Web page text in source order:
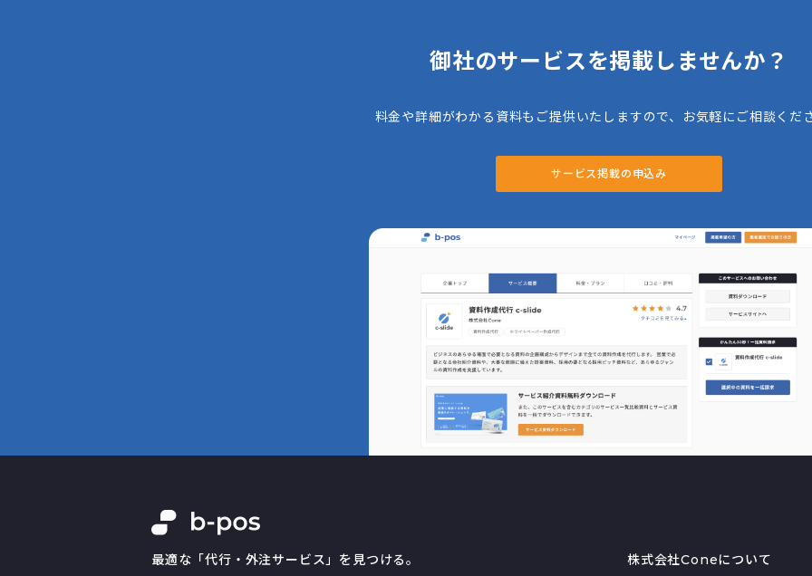
御社のサービスを掲載しませんか？
料金や詳細がわかる資料もご提供いたしますので、お気軽にご相談くだ
サービス掲載の申込み
最適な「代行・外注サービス」を見つける。 株式会社Coneについて